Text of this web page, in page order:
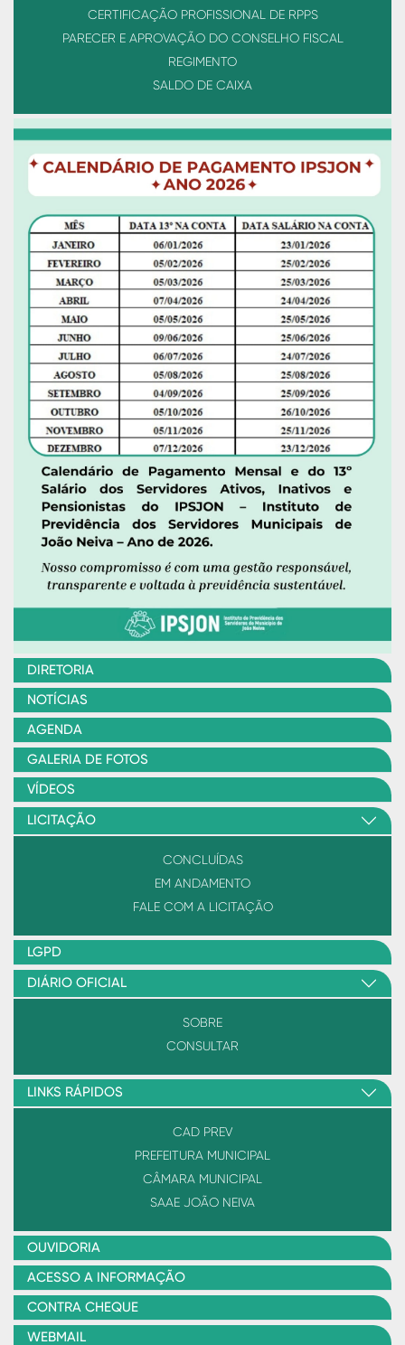
CERTIFICAÇÃO PROFISSIONAL DE RPPS
PARECER E APROVAÇÃO DO CONSELHO FISCAL
REGIMENTO
SALDO DE CAIXA
DIRETORIA
NOTÍCIAS
AGENDA
GALERIA DE FOTOS
VÍDEOS
LICITAÇÃO
CONCLUÍDAS
EM ANDAMENTO
FALE COM A LICITAÇÃO
LGPD
DIÁRIO OFICIAL
SOBRE
CONSULTAR
LINKS RÁPIDOS
CAD PREV
PREFEITURA MUNICIPAL
CÂMARA MUNICIPAL
SAAE JOÃO NEIVA
OUVIDORIA
ACESSO A INFORMAÇÃO
CONTRA CHEQUE
WEBMAIL